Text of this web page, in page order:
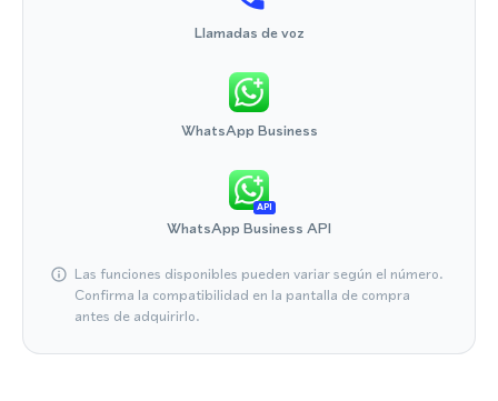
Llamadas de voz
WhatsApp Business
API
WhatsApp Business API
Las funciones disponibles pueden variar según el número.
Confirma la compatibilidad en la pantalla de compra
antes de adquirirlo.